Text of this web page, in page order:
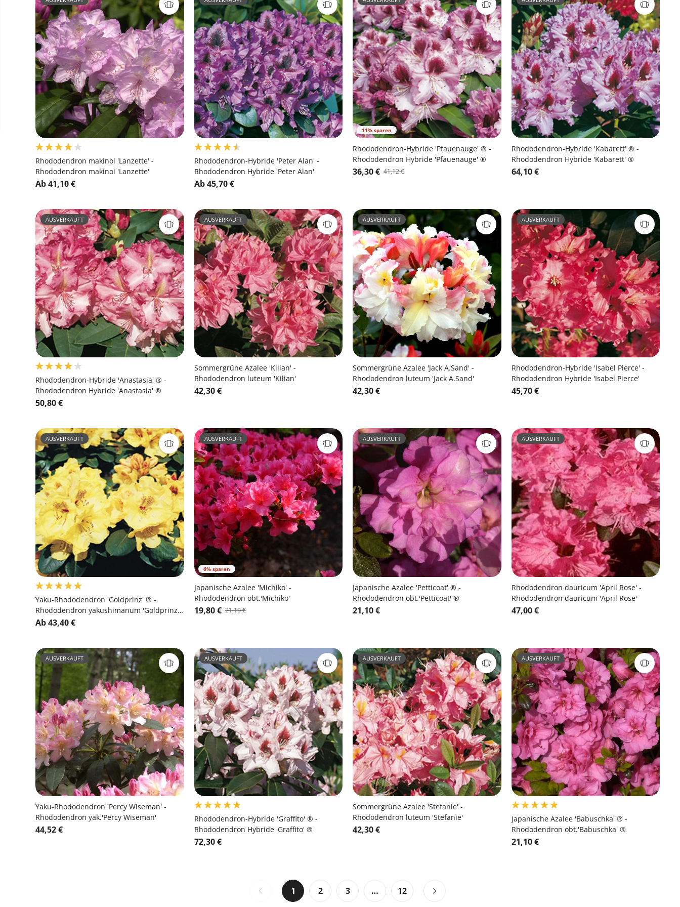
Rhododendron makinoi 'Lanzette' -
Rhododendron makinoi 'Lanzette'
Ab 41,10 €
Rhododendron-Hybride 'Peter Alan' -
Rhododendron Hybride 'Peter Alan'
Ab 45,70 €
11% sparen
Rhododendron-Hybride 'Pfauenauge' ® -
Rhododendron Hybride 'Pfauenauge' ®
36,30 € 41,12 €
Rhododendron-Hybride 'Kabarett' ® -
Rhododendron Hybride 'Kabarett' ®
64,10 €
AUSVERKAUFT
Rhododendron-Hybride 'Anastasia' ® -
Rhododendron Hybride 'Anastasia' ®
50,80 €
AUSVERKAUFT
Sommergrüne Azalee 'Kilian' -
Rhododendron luteum 'Kilian'
42,30 €
AUSVERKAUFT
Sommergrüne Azalee 'Jack A.Sand' -
Rhododendron luteum 'Jack A.Sand'
42,30 €
AUSVERKAUFT
Rhododendron-Hybride 'Isabel Pierce' -
Rhododendron Hybride 'Isabel Pierce'
45,70 €
AUSVERKAUFT
Yaku-Rhododendron 'Goldprinz' ® -
Rhododendron yakushimanum 'Goldprinz'
®
Ab 43,40 €
6% sparen
AUSVERKAUFT
Japanische Azalee 'Michiko' -
Rhododendron obt.'Michiko'
19,80 € 21,10 €
AUSVERKAUFT
Japanische Azalee 'Petticoat' ® -
Rhododendron obt.'Petticoat' ®
21,10 €
AUSVERKAUFT
Rhododendron dauricum 'April Rose' -
Rhododendron dauricum 'April Rose'
47,00 €
AUSVERKAUFT
Yaku-Rhododendron 'Percy Wiseman' -
Rhododendron yak.'Percy Wiseman'
44,52 €
AUSVERKAUFT
Rhododendron-Hybride 'Graffito' ® -
Rhododendron Hybride 'Graffito' ®
72,30 €
AUSVERKAUFT
Sommergrüne Azalee 'Stefanie' -
Rhododendron luteum 'Stefanie'
42,30 €
AUSVERKAUFT
Japanische Azalee 'Babuschka' ® -
Rhododendron obt.'Babuschka' ®
21,10 €
1 2 3 … 12